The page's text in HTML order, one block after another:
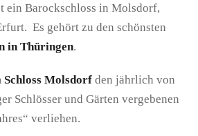
ein Barockschloss in Molsdorf,
Es gehört zu den schönsten
in Thüringen.
Schloss Molsdorf den jährlich von
Schlösser und Gärten vergebenen
verliehen.